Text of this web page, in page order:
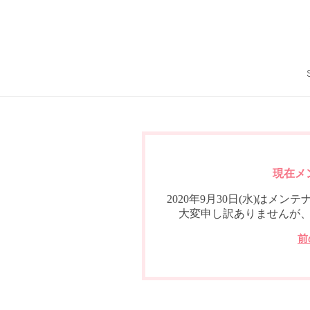
現在メ
2020年9月30日(水)はメンテ
大変申し訳ありませんが
前